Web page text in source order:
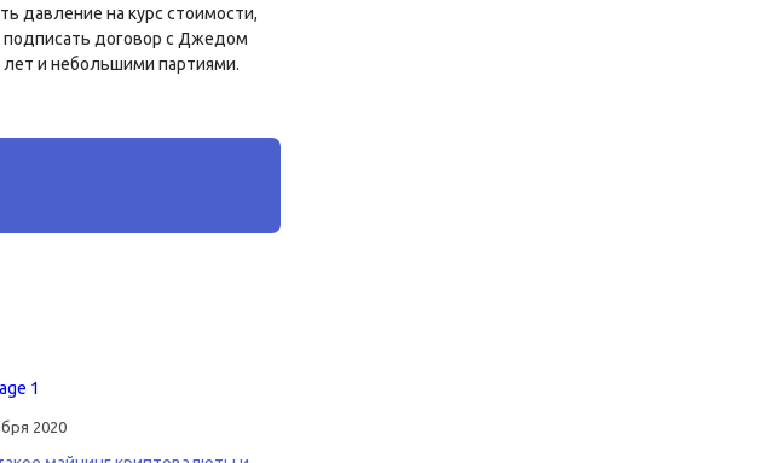
давление на курс стоимости,
подписать договор с Джедом
лет и небольшими партиями.
2020